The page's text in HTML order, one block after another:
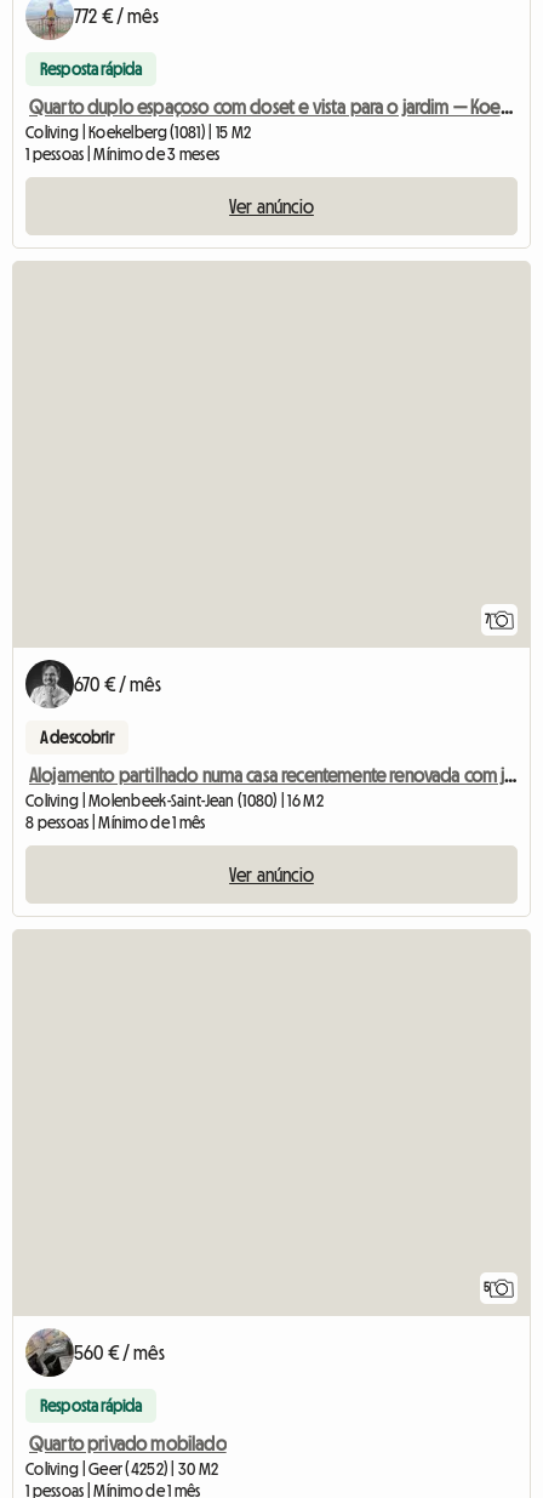
772 € / mês
Resposta rápida
Quarto duplo espaçoso com closet e vista para o jardim — Koekelber
Coliving | Koekelberg (1081) | 15 M2
1 pessoas | Mínimo de 3 meses
Ver anúncio
7
670 € / mês
A descobrir
Alojamento partilhado numa casa recentemente renovada com jardim
Coliving | Molenbeek-Saint-Jean (1080) | 16 M2
8 pessoas | Mínimo de 1 mês
Ver anúncio
5
560 € / mês
Resposta rápida
Quarto privado mobilado
Coliving | Geer (4252) | 30 M2
1 pessoas | Mínimo de 1 mês